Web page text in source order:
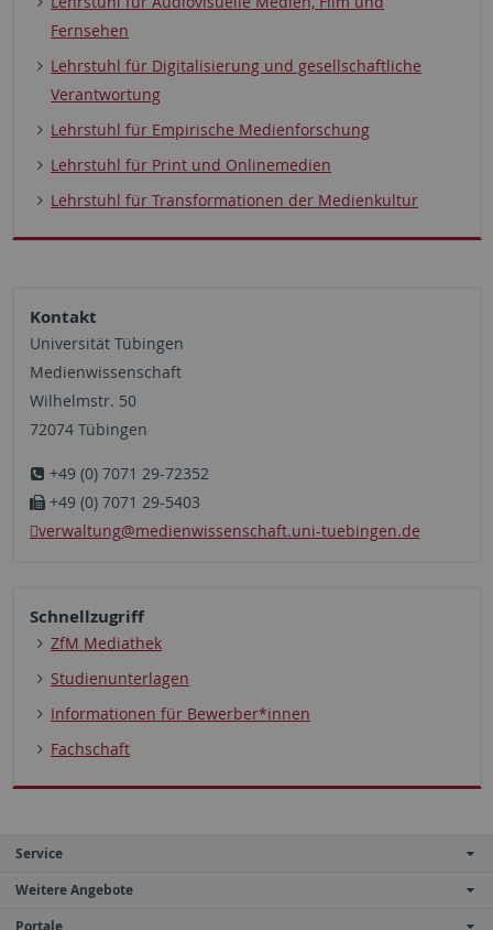
Fernsehen
Lehrstuhl für Digitalisierung und gesellschaftliche
Verantwortung
Lehrstuhl für Empirische Medienforschung
Lehrstuhl für Print und Onlinemedien
Lehrstuhl für Transformationen der Medienkultur
Kontakt
Universität Tübingen
Medienwissenschaft
Wilhelmstr. 50
72074 Tübingen
+49 (0) 7071 29-72352
+49 (0) 7071 29-5403
verwaltung@medienwissenschaft.uni-tuebingen.de
Schnellzugriff
ZfM Mediathek
Studien­unterlagen
Informationen für Bewerber*innen
Fachschaft
Service
Weitere Angebote
Portale